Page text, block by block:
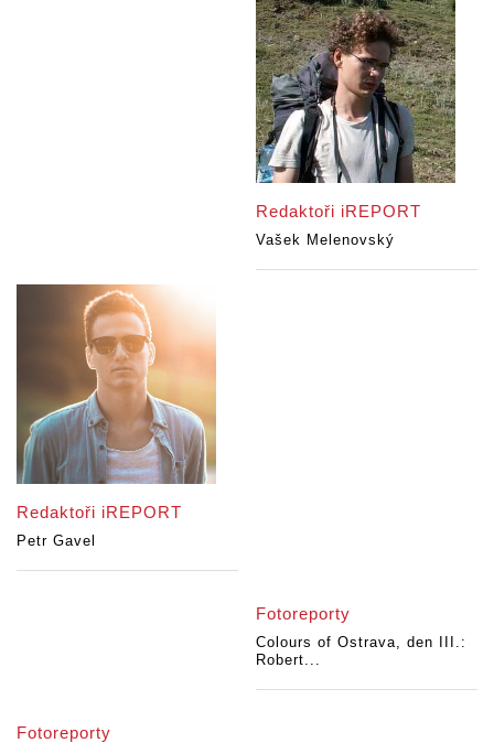
Redaktoři iREPORT
Vašek Melenovský
Redaktoři iREPORT
Petr Gavel
Fotoreporty
Colours of Ostrava, den III.:
Robert...
Fotoreporty